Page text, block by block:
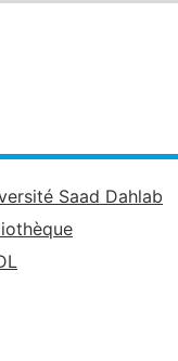
Saad Dahlab